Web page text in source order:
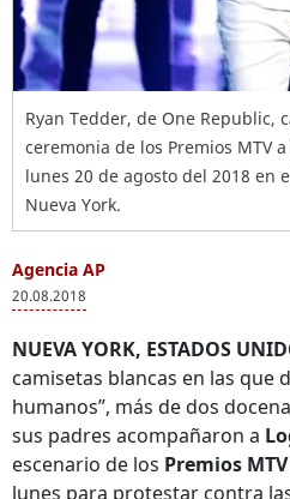
Ryan Tedder, de One Republic,
ceremonia de los Premios MTV
lunes 20 de agosto del 2018 en
Nueva York.
Agencia AP
20.08.2018
NUEVA YORK, ESTADOS
camisetas blancas en las que
humanos”, más de dos
sus padres acompañaron a
escenario de los Premios
lunes para protestar contra